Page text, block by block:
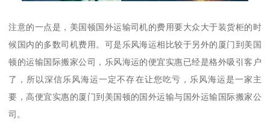
注意的一点是，美国顿国外运输司机的费用要大众大于装货柜的时
候国内的多数司机费用。可是乐风海运相比较于另外的厦门到美国
顿的运输国际搬家公司，乐风海运的便宜实惠已经是格外吸引客户
了，所以深信乐风海运一定不存在让您吃亏，乐风海运是一家主
要，高便宜实惠的厦门到美国顿的国外运输与国外运输国际搬家公
司。